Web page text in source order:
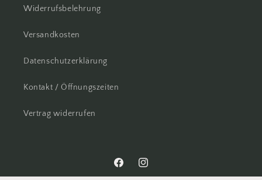
Widerrufsbelehrung
Versandkosten
Datenschutzerklärung
Kontakt / Öffnungszeiten
Vertrag widerrufen
FacebookInstagram